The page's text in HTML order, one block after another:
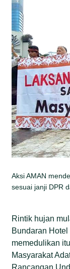
Aksi AMAN
sesuai janji DPR
Rintik hujan
Bundaran
memedulikan
Masyarakat
Rancangan